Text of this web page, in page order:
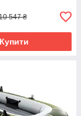
547 ₴
Купити